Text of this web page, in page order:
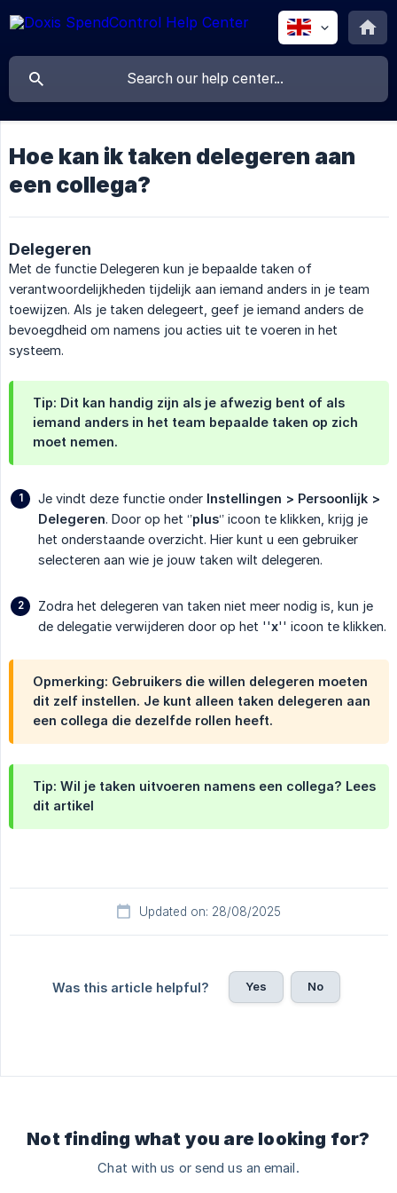
Hoe kan ik taken delegeren aan
een collega?
Delegeren
Met de functie Delegeren kun je bepaalde taken of
verantwoordelijkheden tijdelijk aan iemand anders in je team
toewijzen. Als je taken delegeert, geef je iemand anders de
bevoegdheid om namens jou acties uit te voeren in het
systeem.
Tip: Dit kan handig zijn als je afwezig bent of als
iemand anders in het team bepaalde taken op zich
moet nemen.
Je vindt deze functie onder Instellingen > Persoonlijk >
Delegeren. Door op het ‘’plus‘’ icoon te klikken, krijg je
het onderstaande overzicht. Hier kunt u een gebruiker
selecteren aan wie je jouw taken wilt delegeren.
Zodra het delegeren van taken niet meer nodig is, kun je
de delegatie verwijderen door op het ''x'' icoon te klikken.
Opmerking: Gebruikers die willen delegeren moeten
dit zelf instellen. Je kunt alleen taken delegeren aan
een collega die dezelfde rollen heeft.
Tip: Wil je taken uitvoeren namens een collega? Lees
dit artikel
Updated on: 28/08/2025
Was this article helpful? Yes No
Not finding what you are looking for?
Chat with us or send us an email.